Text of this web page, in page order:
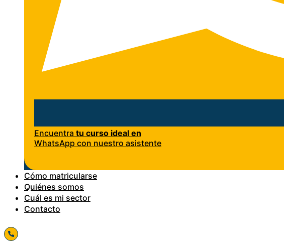
Encuentra tu curso ideal en
WhatsApp con nuestro asistente
Cómo matricularse
Quiénes somos
Cuál es mi sector
Contacto